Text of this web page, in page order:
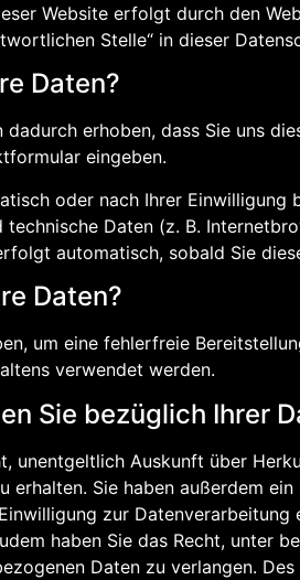
Website erfolgt durch den
Stelle“ in dieser
Daten?
erhoben, dass Sie uns
eingeben.
oder nach Ihrer Einwilligung
Daten (z. B.
automatisch, sobald Sie
Daten?
um eine fehlerfreie
verwendet werden.
Sie bezüglich Ihrer
unentgeltlich Auskunft über
erhalten. Sie haben außerdem
zur
haben Sie das Recht, unter
Daten zu verlangen.